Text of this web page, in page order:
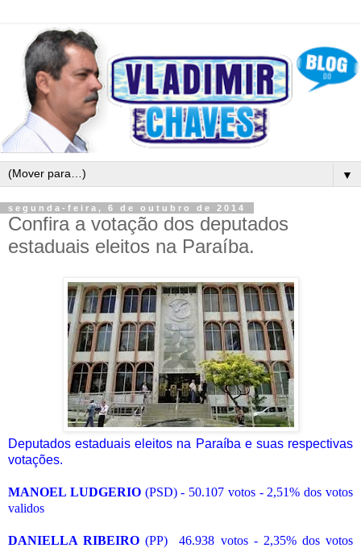
▼
segunda-feira, 6 de outubro de 2014
Confira a votação dos deputados
estaduais eleitos na Paraíba.
Deputados estaduais eleitos na Paraíba e suas respectivas
votações.
MANOEL LUDGERIO(PSD) - 50.107 votos - 2,51% dos votos
validos
DANIELLA RIBEIRO (PP) 46.938 votos - 2,35% dos votos